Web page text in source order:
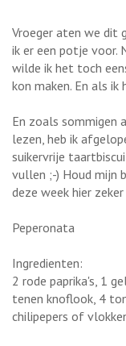
Vroeger aten we dit
ik er een potje voor.
wilde ik het toch
kon maken. En als
En zoals sommigen
lezen, heb ik
suikervrije
vullen ;-) Houd mijn
deze week hier
Peperonata
Ingredienten:
2 rode paprika's, 1
tenen knoflook, 4
chilipepers of